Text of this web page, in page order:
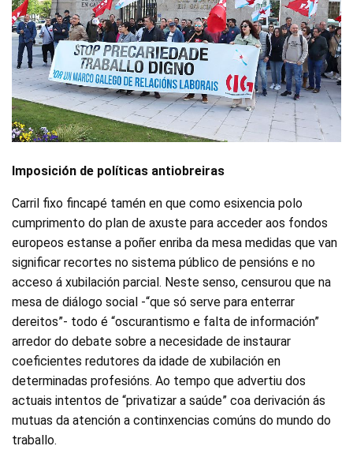
Imposición de políticas antiobreiras
Carril fixo fincapé tamén en que como esixencia polo
cumprimento do plan de axuste para acceder aos fondos
europeos estanse a poñer enriba da mesa medidas que van
significar recortes no sistema público de pensións e no
acceso á xubilación parcial. Neste senso, censurou que na
mesa de diálogo social -“que só serve para enterrar
dereitos”- todo é “oscurantismo e falta de información”
arredor do debate sobre a necesidade de instaurar
coeficientes redutores da idade de xubilación en
determinadas profesións. Ao tempo que advertiu dos
actuais intentos de “privatizar a saúde” coa derivación ás
mutuas da atención a continxencias comúns do mundo do
traballo.